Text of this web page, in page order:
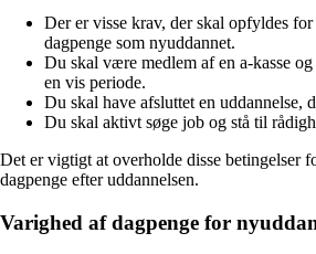
Der er visse krav, der skal opfyldes
dagpenge som nyuddannet.
Du skal være medlem af en a-kasse
en vis periode.
Du skal have afsluttet en uddannelse,
Du skal aktivt søge job og stå til
Det er vigtigt at overholde disse betingelser
dagpenge efter uddannelsen.
Varighed af dagpenge for